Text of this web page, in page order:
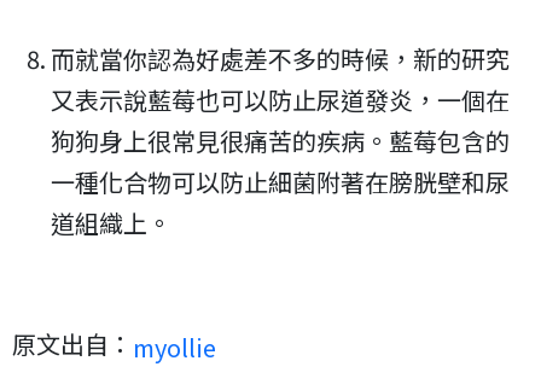
而就當你認為好處差不多的時候，新的研究
又表示說藍莓也可以防止尿道發炎，一個在
狗狗身上很常見很痛苦的疾病。藍莓包含的
一種化合物可以防止細菌附著在膀胱壁和尿
道組織上。
原文出自： myollie